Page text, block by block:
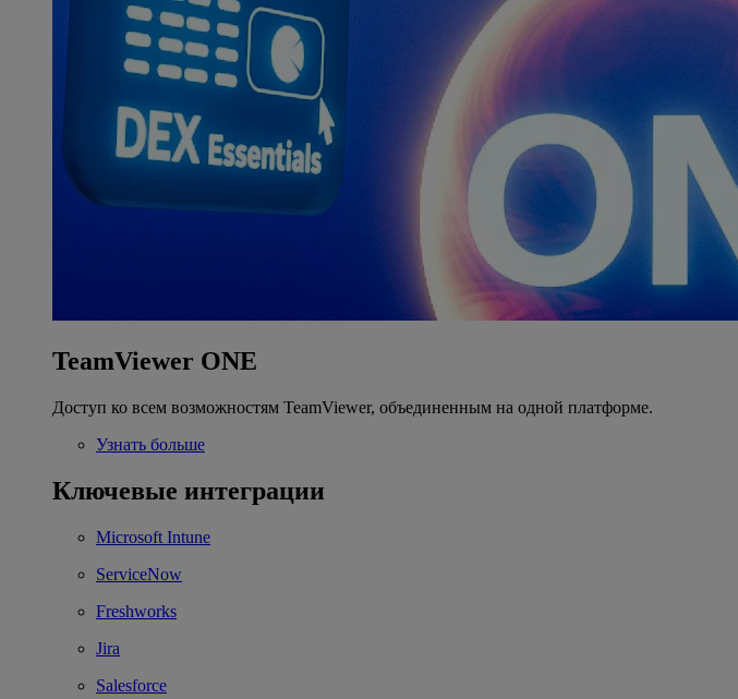
TeamViewer ONE
Доступ ко всем возможностям TeamViewer, объединенным на одной платформе.
Узнать больше
Ключевые интеграции
Microsoft Intune
ServiceNow
Freshworks
Jira
Salesforce